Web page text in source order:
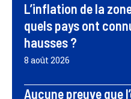
L’inflation de la
quels pays ont
hausses ?
8 août 2026
Aucune preuve que